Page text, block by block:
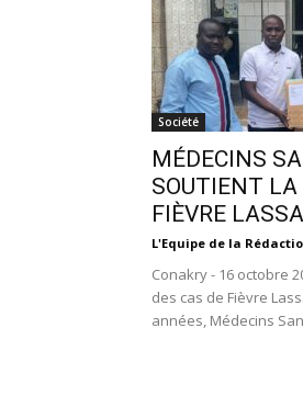
Société
MÉDECINS
SOUTIENT
FIÈVRE
L'Equipe de la
Conakry - 16 octobre
des cas de Fièvre
années, Médecins